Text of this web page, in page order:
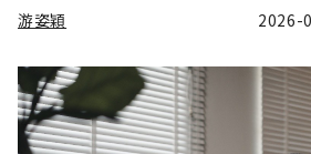
游姿穎 2026-